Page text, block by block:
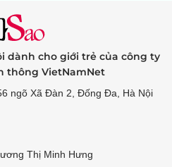
dành cho giới trẻ của công ty
thông VietNamNet
ngõ Xã Đàn 2, Đống Đa, Hà Nội
Thị Minh Hưng